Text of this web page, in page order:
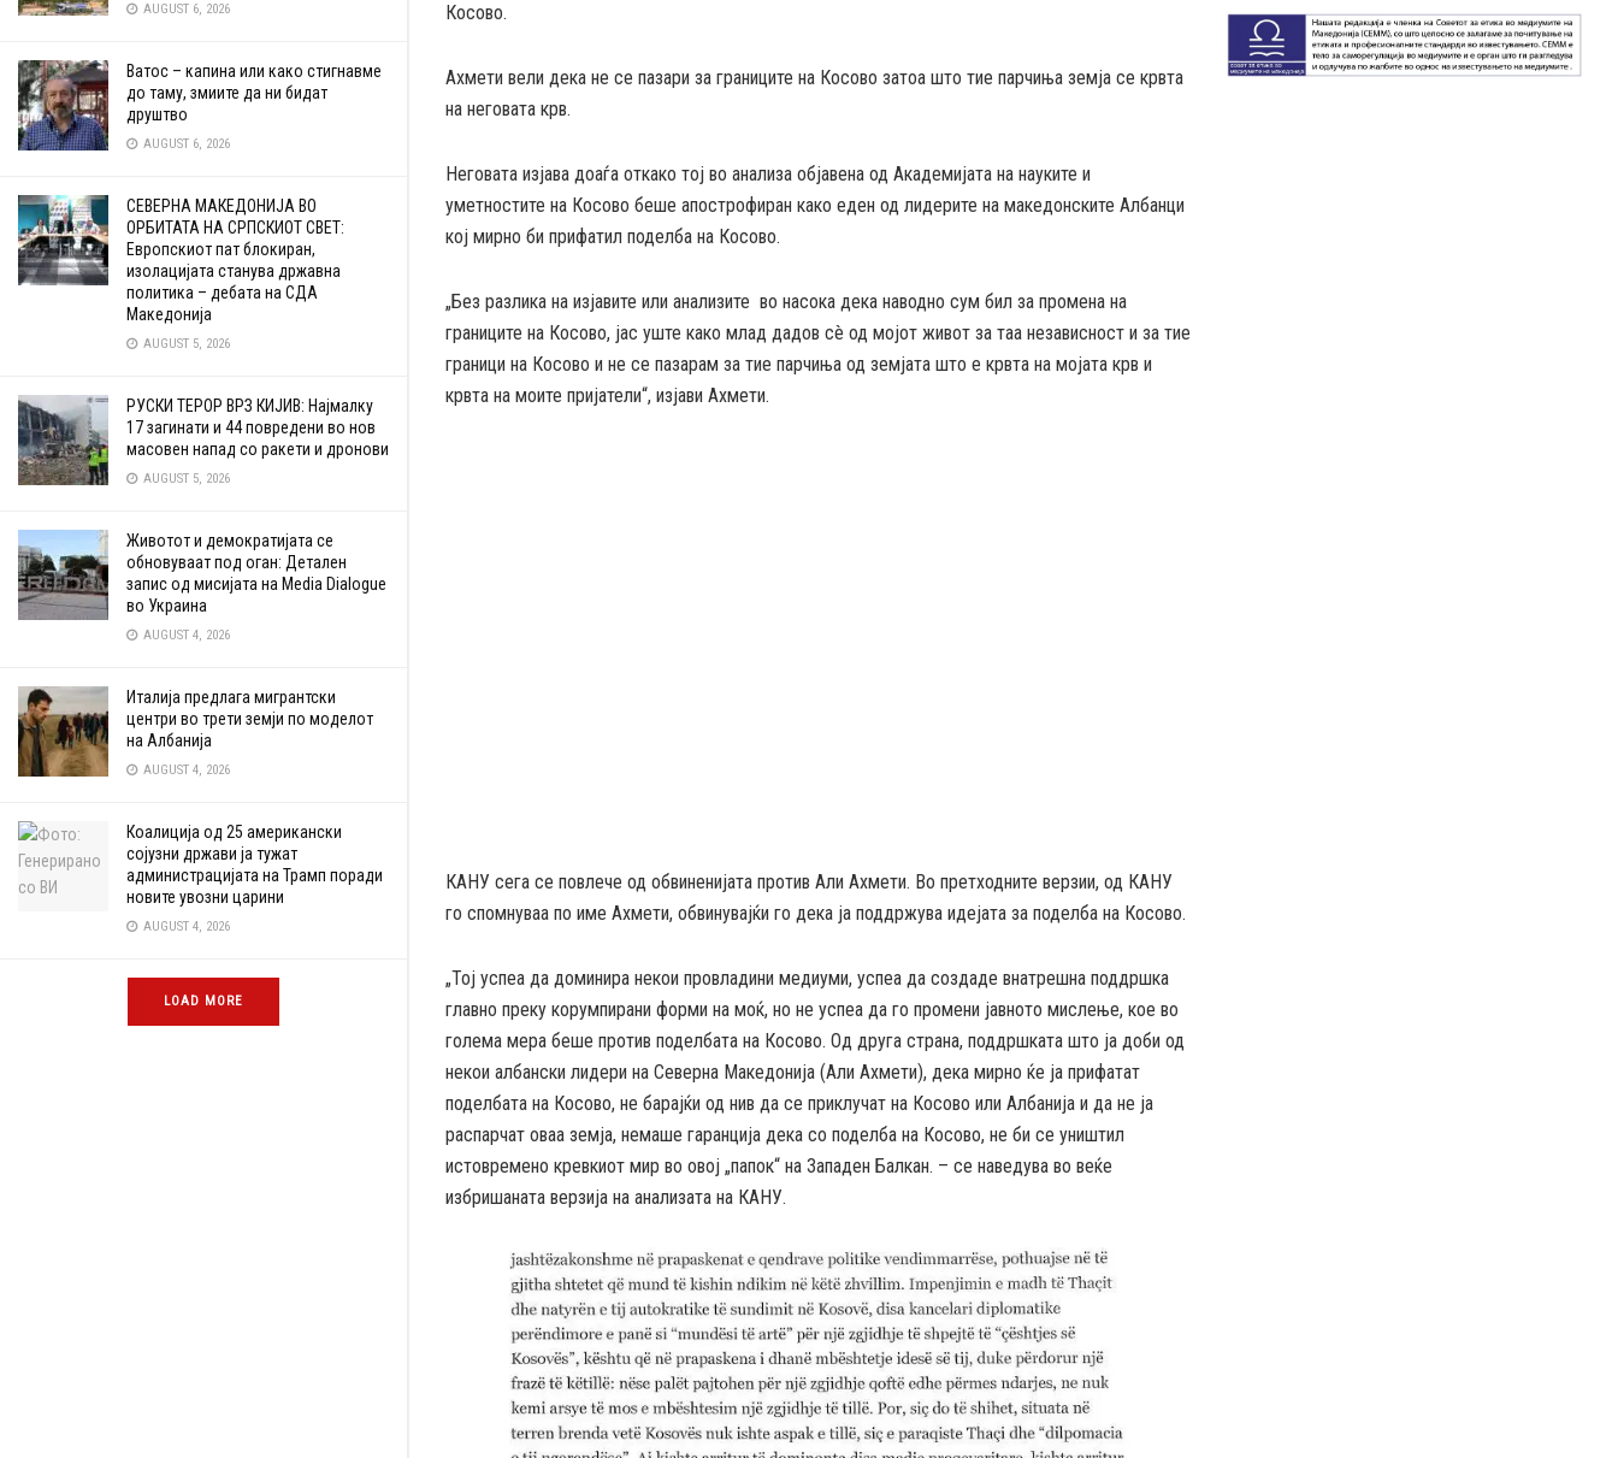
AUGUST 6, 2026
Ватос – капина или како стигнавме
до таму, змиите да ни бидат
друштво
AUGUST 6, 2026
СЕВЕРНА МАКЕДОНИЈА ВО
ОРБИТАТА НА СРПСКИОТ СВЕТ:
Европскиот пат блокиран,
изолацијата станува државна
политика – дебата на СДА
Македонија
AUGUST 5, 2026
РУСКИ ТЕРОР ВРЗ КИЈИВ: Најмалку
17 загинати и 44 повредени во нов
масовен напад со ракети и дронови
AUGUST 5, 2026
Животот и демократијата се
обновуваат под оган: Детален
запис од мисијата на Media Dialogue
во Украина
AUGUST 4, 2026
Италија предлага мигрантски
центри во трети земји по моделот
на Албанија
AUGUST 4, 2026
Коалиција од 25 американски
сојузни држави ја тужат
администрацијата на Трамп поради
новите увозни царини
AUGUST 4, 2026
LOAD MORE
Косово.
Ахмети вели дека не се пазари за границите на Косово затоа што тие парчиња земја се крвта
на неговата крв.
Неговата изјава доаѓа откако тој во анализа објавена од Академијата на науките и
уметностите на Косово беше апострофиран како еден од лидерите на македонските Албанци
кој мирно би прифатил поделба на Косово.
„Без разлика на изјавите или анализите во насока дека наводно сум бил за промена на
границите на Косово, јас уште како млад дадов сè од мојот живот за таа независност и за тие
граници на Косово и не се пазарам за тие парчиња од земјата што е крвта на мојата крв и
крвта на моите пријатели“, изјави Ахмети.
КАНУ сега се повлече од обвиненијата против Али Ахмети. Во претходните верзии, од КАНУ
го спомнуваа по име Ахмети, обвинувајќи го дека ја поддржува идејата за поделба на Косово.
„Тој успеа да доминира некои провладини медиуми, успеа да создаде внатрешна поддршка
главно преку корумпирани форми на моќ, но не успеа да го промени јавното мислење, кое во
голема мера беше против поделбата на Косово. Од друга страна, поддршката што ја доби од
некои албански лидери на Северна Македонија (Али Ахмети), дека мирно ќе ја прифатат
поделбата на Косово, не барајќи од нив да се приклучат на Косово или Албанија и да не ја
распарчат оваа земја, немаше гаранција дека со поделба на Косово, не би се уништил
истовремено кревкиот мир во овој „папок“ на Западен Балкан. – се наведува во веќе
избришаната верзија на анализата на КАНУ.